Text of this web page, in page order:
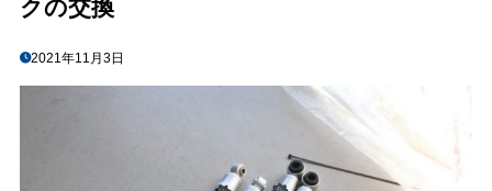
クの交換
2021年11月3日